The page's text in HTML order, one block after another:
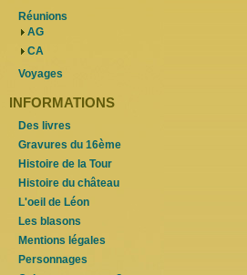
Réunions
AG
CA
Voyages
INFORMATIONS
Des livres
Gravures du 16ème
Histoire de la Tour
Histoire du château
L'oeil de Léon
Les blasons
Mentions légales
Personnages